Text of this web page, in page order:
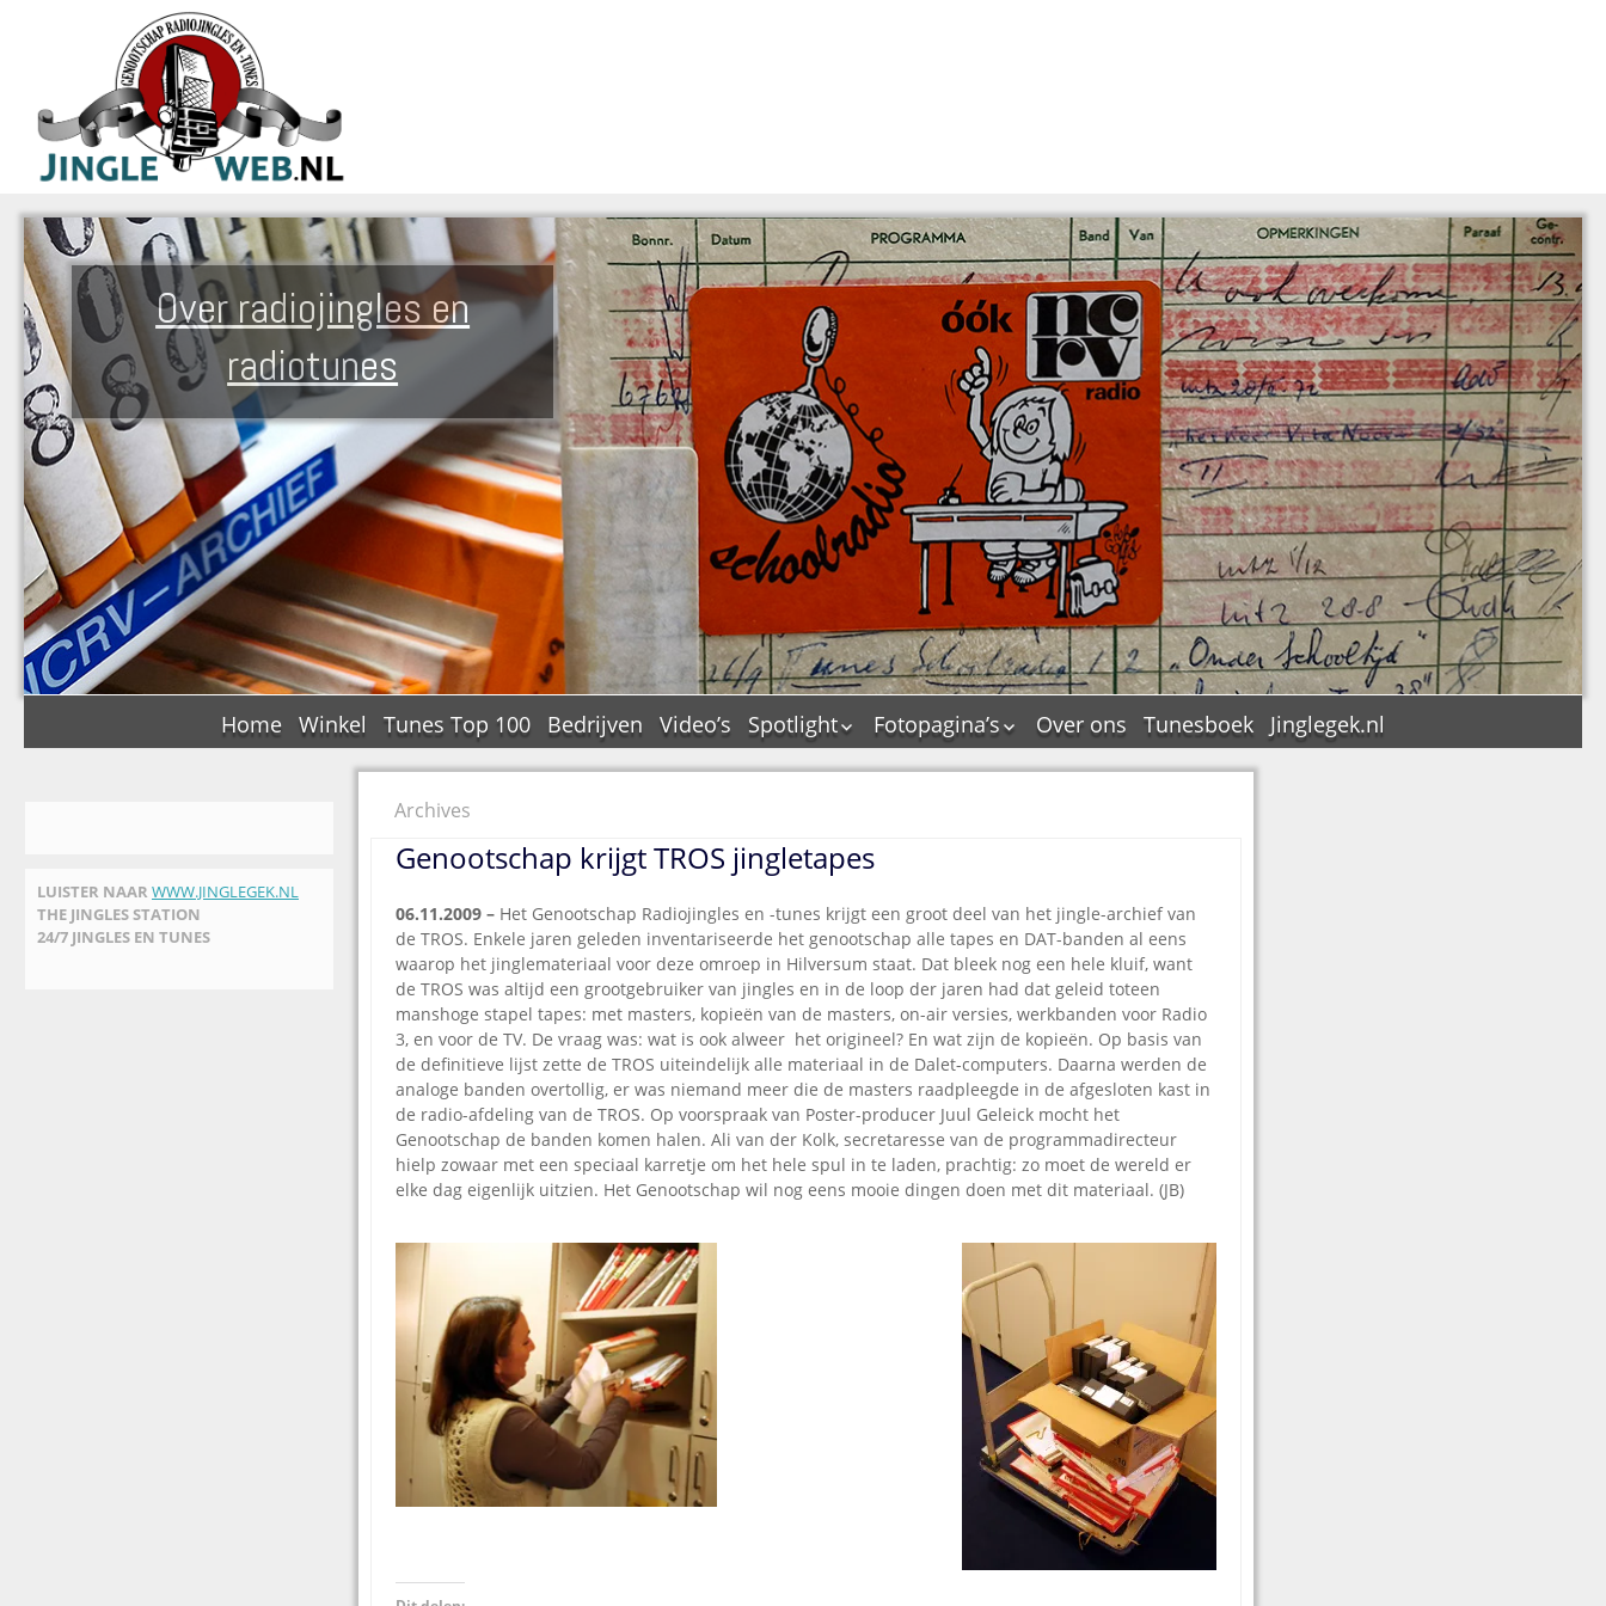
Over radiojingles en
radiotunes
Home Winkel Tunes Top 100 Bedrijven Video’s
Spotlight
De Tourflitsjingle –
tags
Dallas jingle city
De Tourtune
Ferry Maat 65
Ferry Maat interview
Jingle Awards
Jingle NIEUW
Omroepbanden
Stoomfluit Klaas
Vaak
Uitvinding
jinglecassette
Fotopagina’s
JAM in pictures
Top Format in
pictures
Dik Voormekaar in
foto’s
Over ons Tunesboek Jinglegek.nl
LUISTER NAAR WWW.JINGLEGEK.NL
THE JINGLES STATION
24/7 JINGLES EN TUNES
Archives
Genootschap krijgt TROS jingletapes
06.11.2009 – Het Genootschap Radiojingles en -tunes krijgt een groot deel van het jingle-archief van
de TROS. Enkele jaren geleden inventariseerde het genootschap alle tapes en DAT-banden al eens
waarop het jinglemateriaal voor deze omroep in Hilversum staat. Dat bleek nog een hele kluif, want
de TROS was altijd een grootgebruiker van jingles en in de loop der jaren had dat geleid toteen
manshoge stapel tapes: met masters, kopieën van de masters, on-air versies, werkbanden voor Radio
3, en voor de TV. De vraag was: wat is ook alweer het origineel? En wat zijn de kopieën. Op basis van
de definitieve lijst zette de TROS uiteindelijk alle materiaal in de Dalet-computers. Daarna werden de
analoge banden overtollig, er was niemand meer die de masters raadpleegde in de afgesloten kast in
de radio-afdeling van de TROS. Op voorspraak van Poster-producer Juul Geleick mocht het
Genootschap de banden komen halen. Ali van der Kolk, secretaresse van de programmadirecteur
hielp zowaar met een speciaal karretje om het hele spul in te laden, prachtig: zo moet de wereld er
elke dag eigenlijk uitzien. Het Genootschap wil nog eens mooie dingen doen met dit materiaal. (JB)